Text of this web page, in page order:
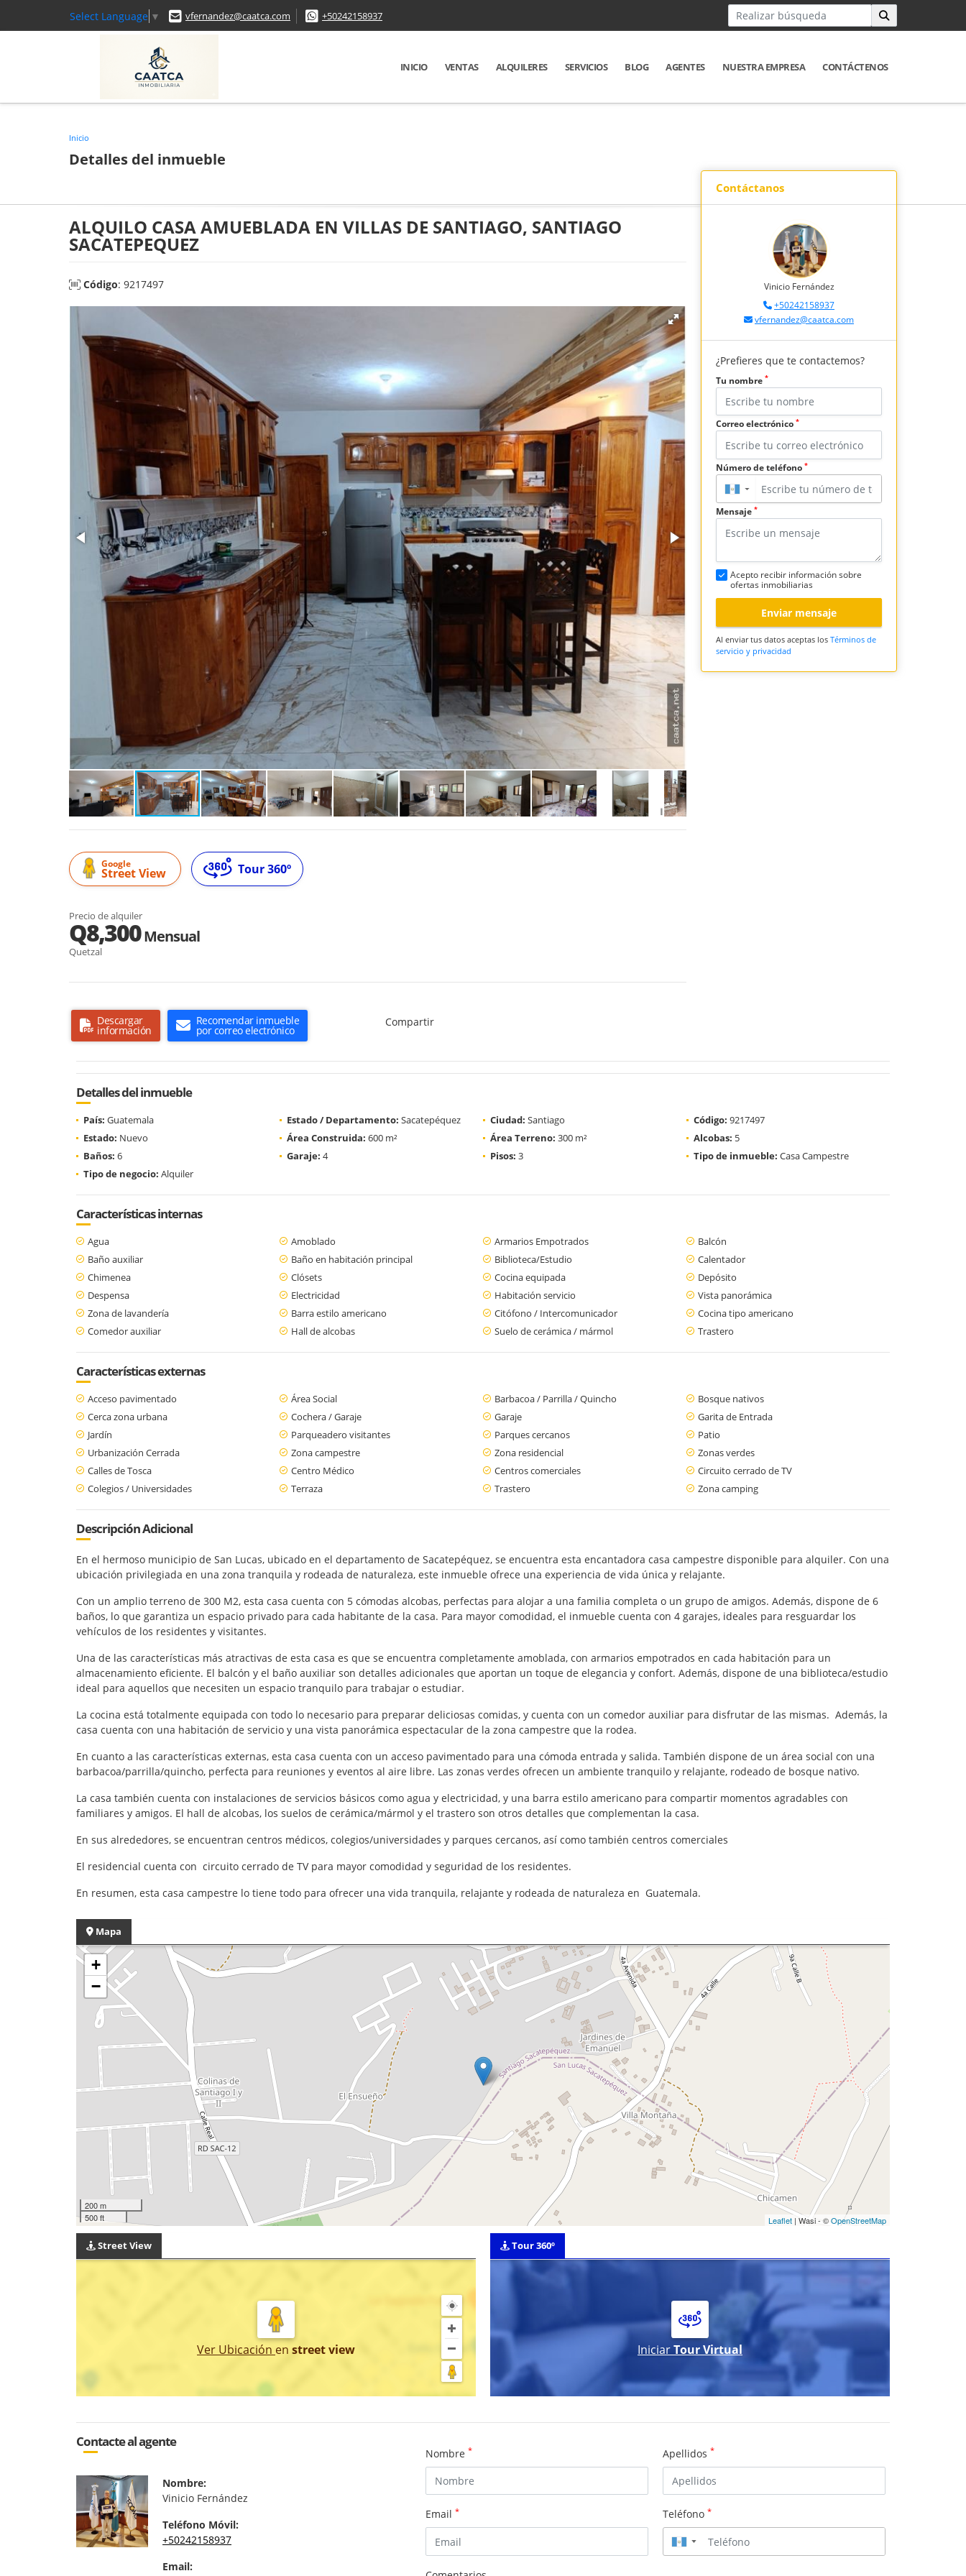
Select Language ▼ vfernandez@caatca.com +50242158937
INICIO VENTAS ALQUILERES SERVICIOS BLOG AGENTES NUESTRA EMPRESA CONTÁCTENOS
Inicio
Detalles del inmueble
ALQUILO CASA AMUEBLADA EN VILLAS DE SANTIAGO, SANTIAGO
SACATEPEQUEZ
Código: 9217497
Google
Street View Tour 360º
Precio de alquiler
Q8,300Mensual
Quetzal
Descargar
información
Recomendar inmueble
por correo electrónico
Compartir
Contáctanos
Vinicio Fernández
+50242158937
vfernandez@caatca.com
¿Prefieres que te contactemos?
Tu nombre *
Correo electrónico *
Número de teléfono *
▼
Mensaje *
Acepto recibir información sobre
ofertas inmobiliarias
Enviar mensaje
Al enviar tus datos aceptas los Términos de
servicio y privacidad
Detalles del inmueble
País: Guatemala Estado / Departamento: Sacatepéquez Ciudad: Santiago Código: 9217497
Estado: Nuevo Área Construida: 600 m² Área Terreno: 300 m² Alcobas: 5
Baños: 6 Garaje: 4 Pisos: 3 Tipo de inmueble: Casa Campestre
Tipo de negocio: Alquiler
Características internas
Agua Amoblado Armarios Empotrados
Balcón
Baño auxiliar
Baño en habitación principal Biblioteca/Estudio
Calentador
Chimenea
Clósets Cocina equipada
Depósito
Despensa
Electricidad Habitación servicio
Vista panorámica
Zona de lavandería
Barra estilo americano Citófono / Intercomunicador
Cocina tipo americano
Comedor auxiliar
Hall de alcobas Suelo de cerámica / mármol Trastero
Características externas
Acceso pavimentado Área Social Barbacoa / Parrilla / Quincho
Bosque nativos
Cerca zona urbana
Cochera / Garaje Garaje
Garita de Entrada
Jardín
Parqueadero visitantes Parques cercanos
Patio
Urbanización Cerrada
Zona campestre Zona residencial
Zonas verdes
Calles de Tosca
Centro Médico Centros comerciales
Circuito cerrado de TV
Colegios / Universidades
Terraza Trastero Zona camping
Descripción Adicional
En el hermoso municipio de San Lucas, ubicado en el departamento de Sacatepéquez, se encuentra esta encantadora casa campestre disponible para alquiler. Con una
ubicación privilegiada en una zona tranquila y rodeada de naturaleza, este inmueble ofrece una experiencia de vida única y relajante.
Con un amplio terreno de 300 M2, esta casa cuenta con 5 cómodas alcobas, perfectas para alojar a una familia completa o un grupo de amigos. Además, dispone de 6
baños, lo que garantiza un espacio privado para cada habitante de la casa. Para mayor comodidad, el inmueble cuenta con 4 garajes, ideales para resguardar los
vehículos de los residentes y visitantes.
Una de las características más atractivas de esta casa es que se encuentra completamente amoblada, con armarios empotrados en cada habitación para un
almacenamiento eficiente. El balcón y el baño auxiliar son detalles adicionales que aportan un toque de elegancia y confort. Además, dispone de una biblioteca/estudio
ideal para aquellos que necesiten un espacio tranquilo para trabajar o estudiar.
La cocina está totalmente equipada con todo lo necesario para preparar deliciosas comidas, y cuenta con un comedor auxiliar para disfrutar de las mismas. Además, la
casa cuenta con una habitación de servicio y una vista panorámica espectacular de la zona campestre que la rodea.
En cuanto a las características externas, esta casa cuenta con un acceso pavimentado para una cómoda entrada y salida. También dispone de un área social con una
barbacoa/parrilla/quincho, perfecta para reuniones y eventos al aire libre. Las zonas verdes ofrecen un ambiente tranquilo y relajante, rodeado de bosque nativo.
La casa también cuenta con instalaciones de servicios básicos como agua y electricidad, y una barra estilo americano para compartir momentos agradables con
familiares y amigos. El hall de alcobas, los suelos de cerámica/mármol y el trastero son otros detalles que complementan la casa.
En sus alrededores, se encuentran centros médicos, colegios/universidades y parques cercanos, así como también centros comerciales
El residencial cuenta con circuito cerrado de TV para mayor comodidad y seguridad de los residentes.
En resumen, esta casa campestre lo tiene todo para ofrecer una vida tranquila, relajante y rodeada de naturaleza en Guatemala.
Mapa
+
−
200 m
500 ft
Leaflet | Wasi - ©OpenStreetMap
Street View
Ver Ubicación en street view
Tour 360º
IniciarTour Virtual
Contacte al agente
Nombre:
Vinicio Fernández
Teléfono Móvil:
+50242158937
Email:
Nombre * Apellidos *
Email * Teléfono *
▼